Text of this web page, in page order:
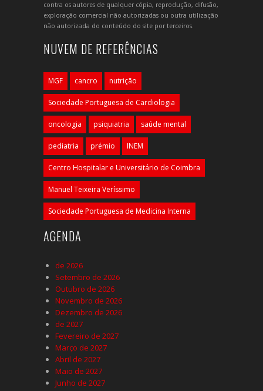
contra os autores de qualquer cópia, reprodução, difusão,
exploração comercial não autorizadas ou outra utilização
não autorizada do conteúdo do site por terceiros.
NUVEM DE REFERÊNCIAS
MGF cancro nutrição
Sociedade Portuguesa de Cardiologia
oncologia psiquiatria saúde mental
pediatria prémio INEM
Centro Hospitalar e Universitário de Coimbra
Manuel Teixeira Veríssimo
Sociedade Portuguesa de Medicina Interna
AGENDA
de 2026
Setembro de 2026
Outubro de 2026
Novembro de 2026
Dezembro de 2026
de 2027
Fevereiro de 2027
Março de 2027
Abril de 2027
Maio de 2027
Junho de 2027